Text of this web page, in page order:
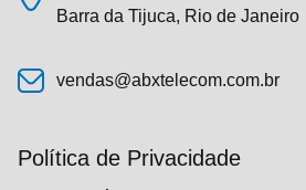
Barra da Tijuca, Rio de Janeiro
vendas@abxtelecom.com.br
Política de Privacidade